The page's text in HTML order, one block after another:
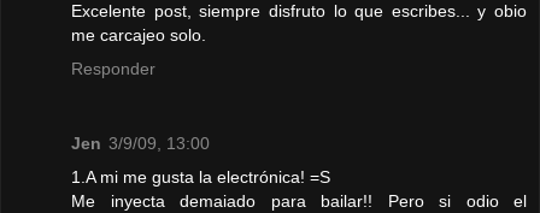
Excelente post, siempre disfruto lo que escribes... y obio
me carcajeo solo.
Responder
Jen 3/9/09, 13:00
1.A mi me gusta la electrónica! =S
Me inyecta demaiado para bailar!! Pero si odio el